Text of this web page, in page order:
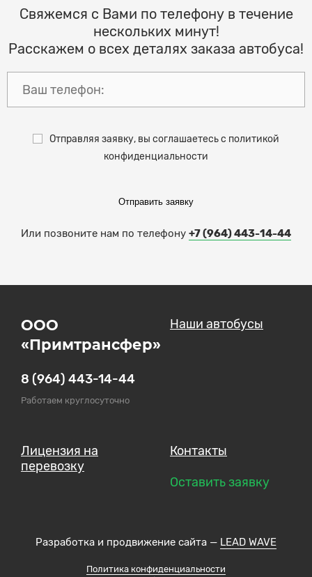
Свяжемся с Вами по телефону в течение
нескольких минут!
Расскажем о всех деталях заказа автобуса!
Отправляя заявку, вы соглашаетесь с политикой
конфиденциальности
Отправить заявку
Или позвоните нам по телефону +7 (964) 443-14-44
ООО
«Примтрансфер»
8 (964) 443-14-44
Работаем круглосуточно
Наши автобусы
Лицензия на
перевозку
Контакты
Оставить заявку
Разработка и продвижение сайта — LEAD WAVE
Политика конфиденциальности